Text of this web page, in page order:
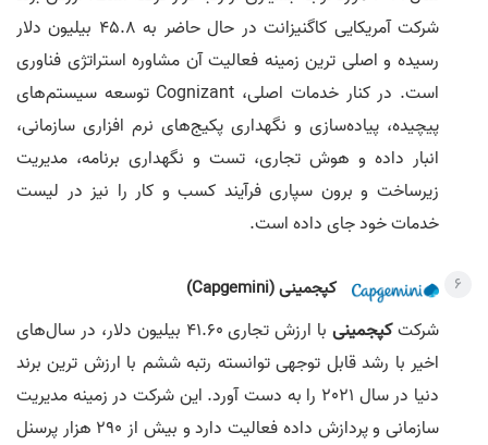
شرکت آمریکایی کاگنیزانت در حال حاضر به 45.8 بیلیون دلار
رسیده و اصلی ترین زمینه فعالیت آن مشاوره استراتژی فناوری
است. در کنار خدمات اصلی، Cognizant توسعه سیستم‌های
پیچیده، پیاده‌سازی و نگهداری پکیج‌های نرم افزاری سازمانی،
انبار داده و هوش تجاری، تست و نگهداری برنامه، مدیریت
زیرساخت و برون سپاری فرآیند کسب و کار را نیز در لیست
خدمات خود جای داده است.
کپجمینی (Capgemini)
شرکتکپجمینی
با ارزش تجاری 41.60 بیلیون دلار، در سال‌های
اخیر با رشد قابل توجهی توانسته رتبه ششم با ارزش ترین برند
دنیا در سال 2021 را به دست آورد. این شرکت در زمینه مدیریت
سازمانی و پردازش داده فعالیت دارد و بیش از 290 هزار پرسنل